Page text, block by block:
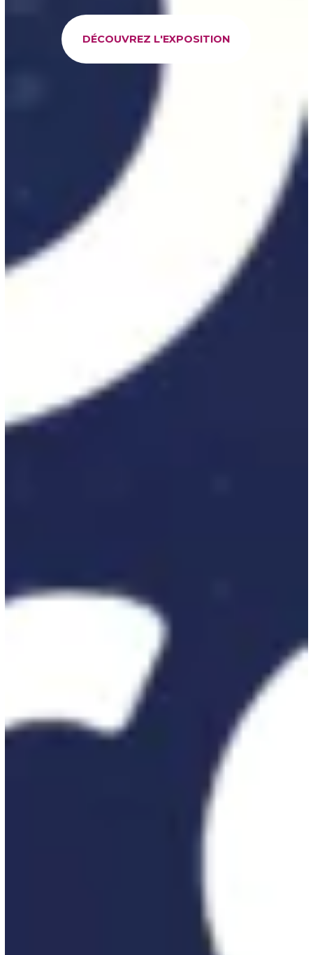
DÉCOUVREZ L'EXPOSITION